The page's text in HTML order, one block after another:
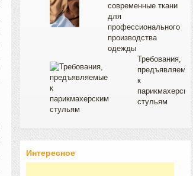
современные ткани
для
профессионального
производства
одежды
Требования,
предъявляемые
к
парикмахерским
стульям
Интересное